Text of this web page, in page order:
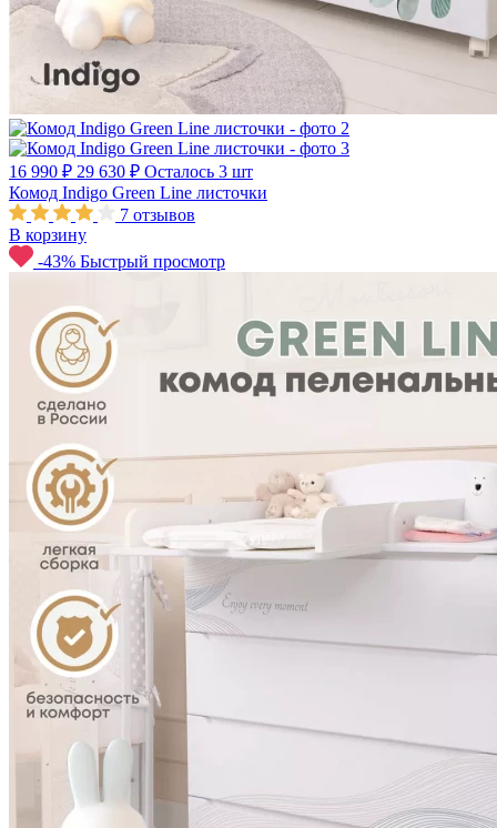
16 990 ₽ 29 630 ₽ Осталось 3 шт
Комод Indigo Green Line листочки
7 отзывов
В корзину
-43% Быстрый просмотр